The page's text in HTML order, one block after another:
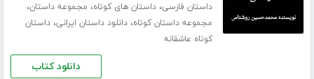
داستان فارسی،داستان های کوتاه، مجموعه داستان،
مجموعه داستان کوتاه،دانلود داستان ایرانی،داستان
کوتاه عاشقانه
دانلود کتاب